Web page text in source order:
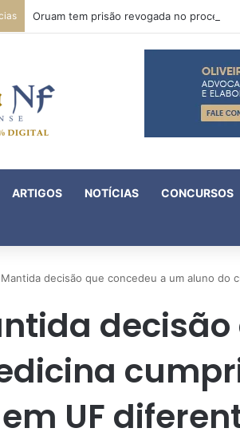
ARTIGOS NOTÍCIAS CONCURSOS
Mantida decisão que concedeu a um aluno
em UF